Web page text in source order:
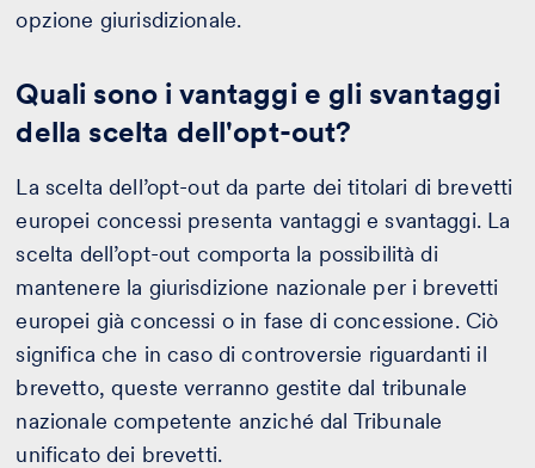
opzione giurisdizionale.
Quali sono i vantaggi e gli svantaggi
della scelta dell'opt-out?
La scelta dell’opt-out da parte dei titolari di brevetti
europei concessi presenta vantaggi e svantaggi. La
scelta dell’opt-out comporta la possibilità di
mantenere la giurisdizione nazionale per i brevetti
europei già concessi o in fase di concessione. Ciò
significa che in caso di controversie riguardanti il
brevetto, queste verranno gestite dal tribunale
nazionale competente anziché dal Tribunale
unificato dei brevetti.